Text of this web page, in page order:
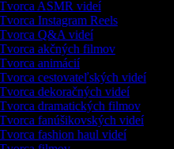
ASMR videí
Instagram Reels
Q&A videí
akčných filmov
animácií
cestovateľských videí
dekoračných videí
dramatických filmov
fanúšikovských videí
fashion haul videí